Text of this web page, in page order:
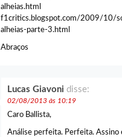
alheias.html
f1critics.blogspot.com/2009/10/
alheias-parte-3.html
Abraços
Lucas Giavoni disse:
02/08/2013 às 10:19
Caro Ballista,
Análise perfeita. Perfeita. Assino